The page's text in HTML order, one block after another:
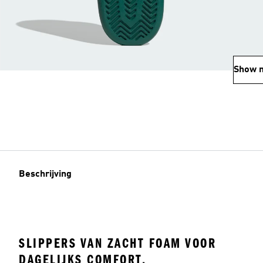
Show
Beschrijving
SLIPPERS VAN ZACHT FOAM VOOR
DAGELIJKS COMFORT.